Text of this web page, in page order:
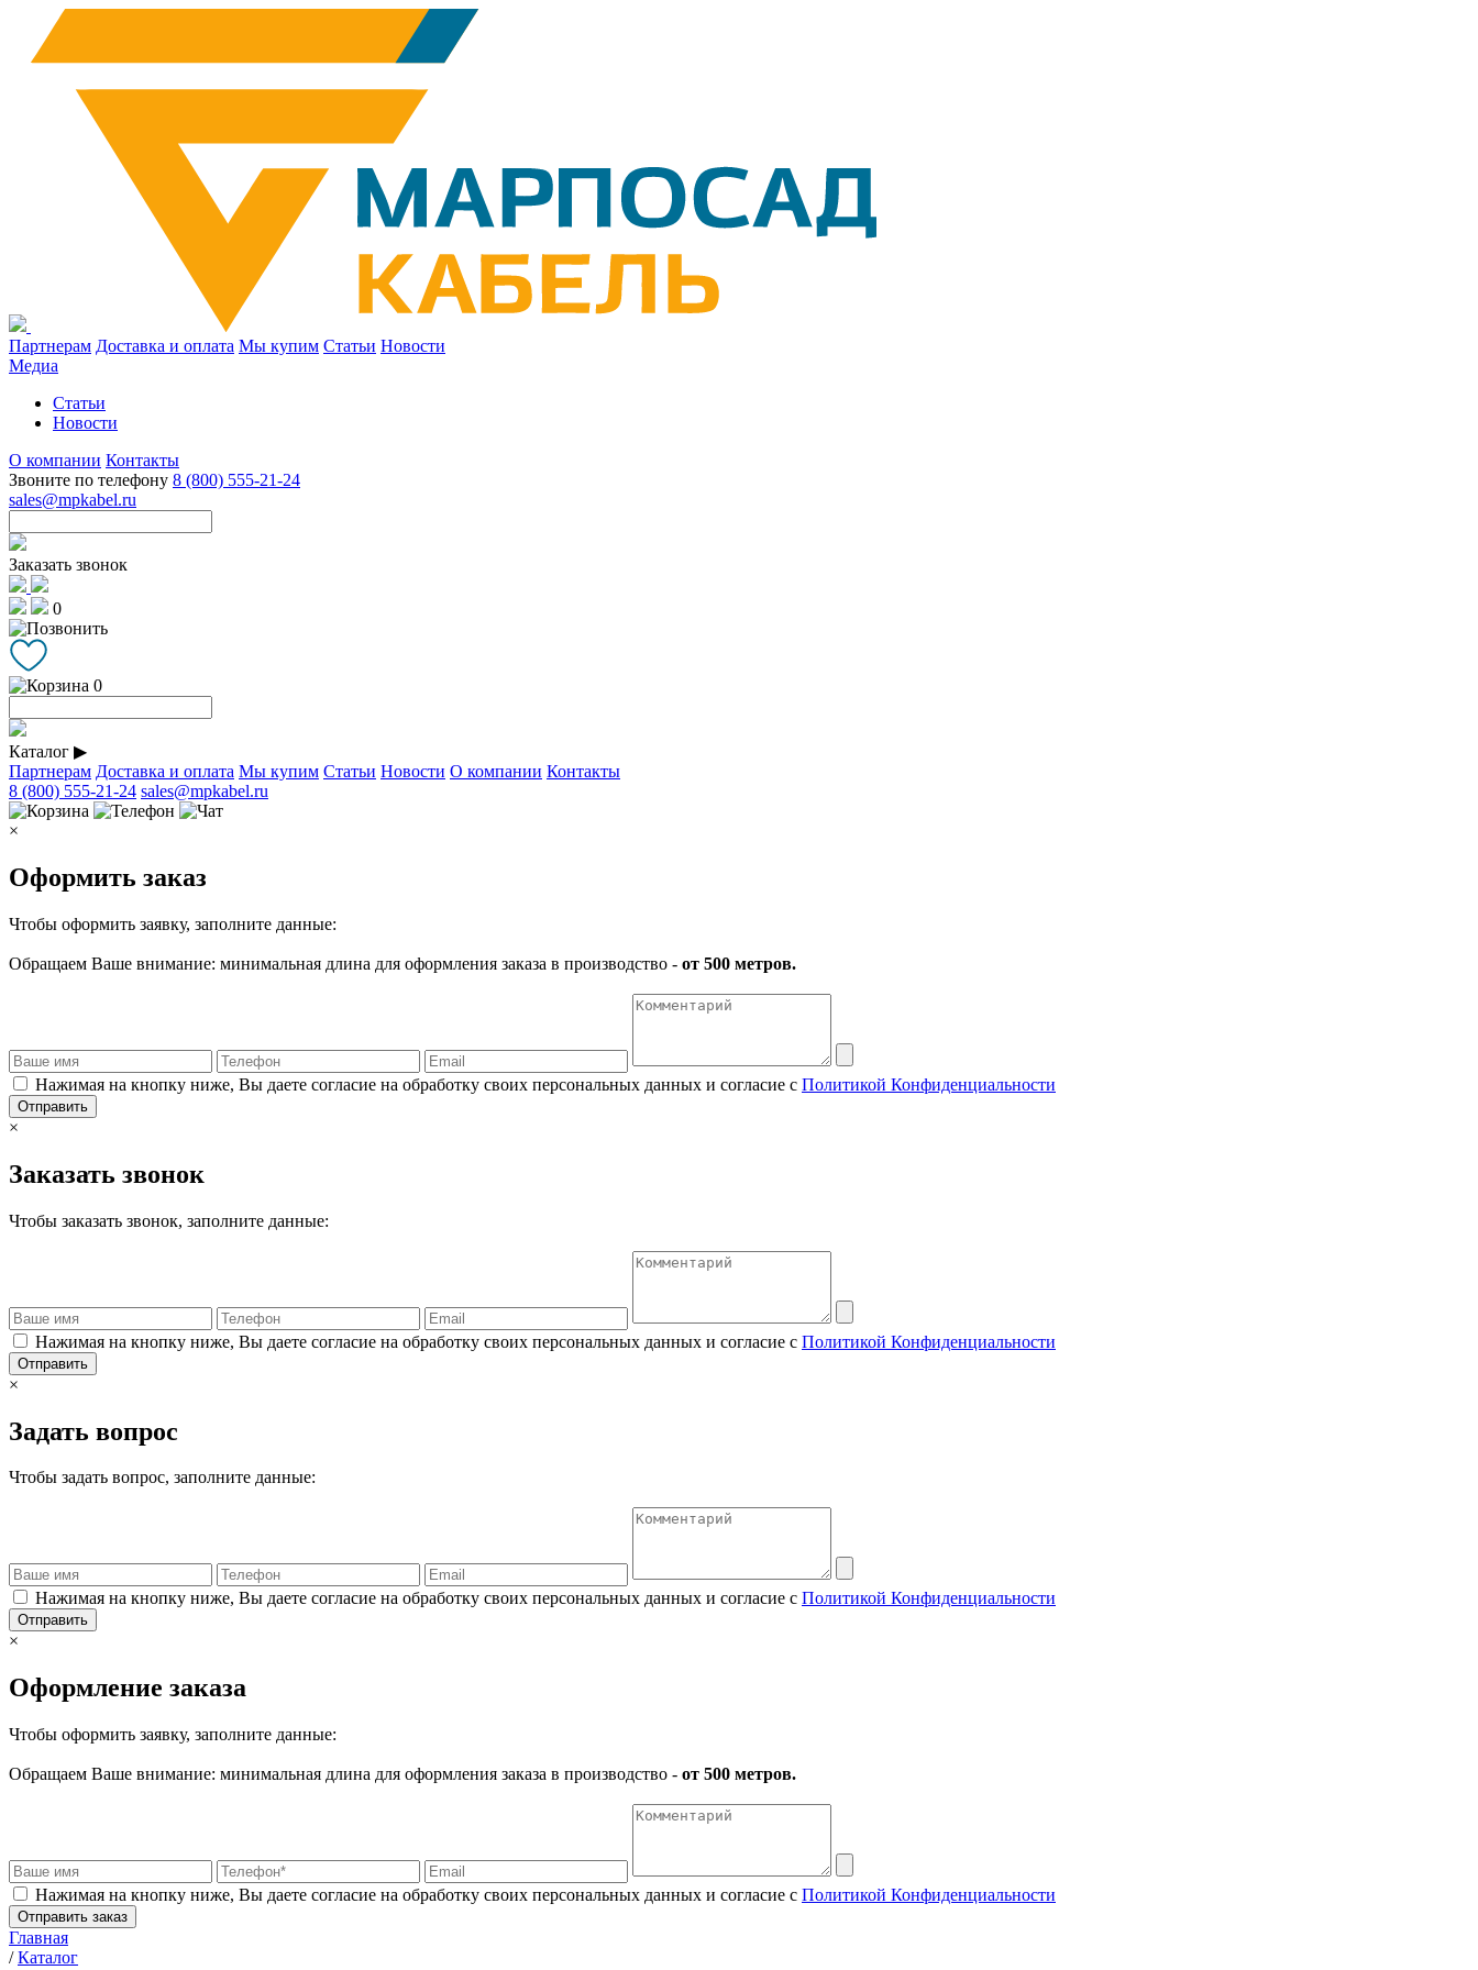
Партнерам Доставка и оплата Мы купим Статьи Новости
Медиа
Статьи
Новости
О компании Контакты
Звоните по телефону 8 (800) 555-21-24
sales@mpkabel.ru
Заказать звонок
0
0
Каталог ▶
Партнерам Доставка и оплата Мы купим Статьи Новости О компании Контакты
8 (800) 555-21-24 sales@mpkabel.ru
×
Оформить заказ
Чтобы оформить заявку, заполните данные:
Обращаем Ваше внимание: минимальная длина для оформления заказа в производство - от 500 метров.
Нажимая на кнопку ниже, Вы даете согласие на обработку своих персональных данных и согласие с Политикой Конфиденциальности
Отправить
×
Заказать звонок
Чтобы заказать звонок, заполните данные:
Нажимая на кнопку ниже, Вы даете согласие на обработку своих персональных данных и согласие с Политикой Конфиденциальности
Отправить
×
Задать вопрос
Чтобы задать вопрос, заполните данные:
Нажимая на кнопку ниже, Вы даете согласие на обработку своих персональных данных и согласие с Политикой Конфиденциальности
Отправить
×
Оформление заказа
Чтобы оформить заявку, заполните данные:
Обращаем Ваше внимание: минимальная длина для оформления заказа в производство - от 500 метров.
Нажимая на кнопку ниже, Вы даете согласие на обработку своих персональных данных и согласие с Политикой Конфиденциальности
Отправить заказ
Главная
/Каталог